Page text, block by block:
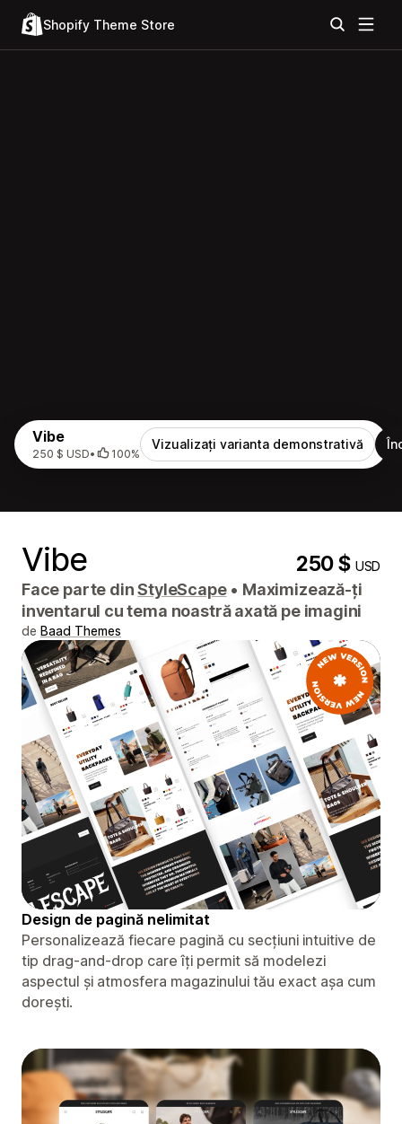
Shopify Theme Store
Vibe
250 $ USD• 100%
Vizualizați varianta demonstrativă
Vibe 250 $USD
Face parte dinStyleScape • Maximizează-ți
inventarul cu tema noastră axată pe imagini
de Baad Themes
Design de pagină nelimitat
Personalizează fiecare pagină cu secțiuni intuitive de
tip drag-and-drop care îți permit să modelezi
aspectul și atmosfera magazinului tău exact așa cum
dorești.